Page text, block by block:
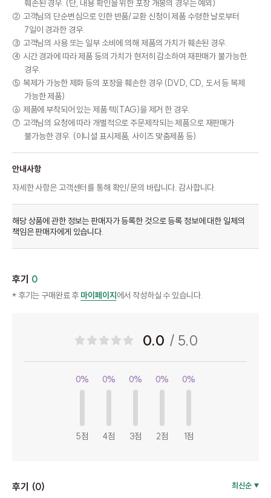
훼손된 경우. (단, 내용 확인을 위한 포장 개봉의 경우는 예외)
② 고객님의 단순변심으로 인한 반품/교환 신청이 제품 수령한 날로부터
7일이 경과한 경우.
③ 고객님의 사용 또는 일부 소비에 의해 제품의 가치가 훼손된 경우.
④ 시간 경과에 따라 제품 등의 가치가 현저히 감소하여 재판매가 불가능한.
경우.
⑤ 복제가 가능한 제화 등의 포장을 훼손한 경우 (DVD, CD, 도서 등 복제
가능한 제품)
⑥ 제품에 부착되어 있는 제품 텍(TAG)을 제거 한 경우.
⑦ 고객님의 요청에 따라 개별적으로 주문제작되는 제품으로 재판매가
불가능한 경우. (이니셜 표시제품, 사이즈 맞춤제품 등)
안내사항
자세한 사항은 고객센터를 통해 확인/문의 바랍니다. 감사합니다.
해당 상품에 관한 정보는 판매자가 등록한 것으로 등록 정보에 대한 일체의
책임은 판매자에게 있습니다.
후기 0
* 후기는 구매완료 후 마이페이지에서 작성하실 수 있습니다.
0.0 / 5.0
0%
5점
0%
4점
0%
3점
0%
2점
0%
1점
후기 (0) 최신순